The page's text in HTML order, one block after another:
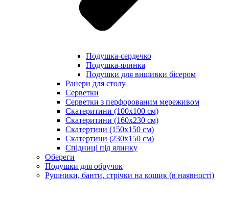
Подушка-сердечко
Подушка-ялинка
Подушки для вишивки бісером
Ранери для столу
Серветки
Серветки з перфорованим мереживом
Скатеритини (100х100 см)
Скатеритини (160х230 см)
Скатертини (150х150 см)
Скатертини (230х150 см)
Спідниці під ялинку
Обереги
Подушки для обручок
Рушники, банти, стрічки на кошик (в наявності)